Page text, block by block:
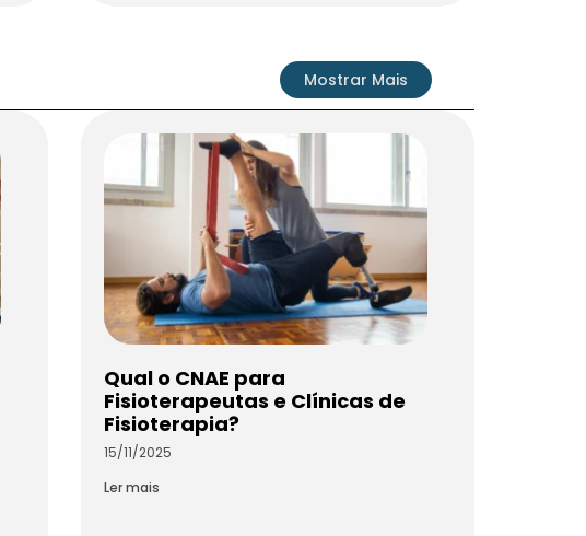
Mostrar Mais
Qual o CNAE para
Fisioterapeutas e Clínicas de
Fisioterapia?
15/11/2025
Ler mais